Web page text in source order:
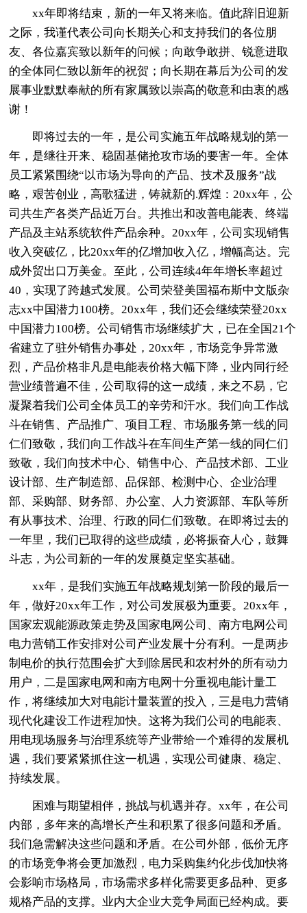
xx年即将结束，新的一年又将来临。值此辞旧迎新
之际，我谨代表公司向长期关心和支持我们的各位朋
友、各位嘉宾致以新年的问候；向敢争敢拼、锐意进取
的全体同仁致以新年的祝贺；向长期在幕后为公司的发
展事业默默奉献的所有家属致以崇高的敬意和由衷的感
谢！
即将过去的一年，是公司实施五年战略规划的第一
年，是继往开来、稳固基储抢攻市场的要害一年。全体
员工紧紧围绕“以市场为导向的产品、技术及服务”战
略，艰苦创业，高歌猛进，铸就新的.辉煌：20xx年，公
司共生产各类产品近万台。共推出和改善电能表、终端
产品及主站系统软件产品余种。20xx年，公司实现销售
收入突破亿，比20xx年的亿增加收入亿，增幅高达。完
成外贸出口万美金。至此，公司连续4年年增长率超过
40，实现了跨越式发展。公司荣登美国福布斯中文版杂
志xx中国潜力100榜。20xx年，我们还会继续荣登20xx
中国潜力100榜。公司销售市场继续扩大，已在全国21个
省建立了驻外销售办事处，20xx年，市场竞争异常激
烈，产品价格非凡是电能表价格大幅下降，业内同行经
营业绩普遍不佳，公司取得的这一成绩，来之不易，它
凝聚着我们公司全体员工的辛劳和汗水。我们向工作战
斗在销售、产品推广、项目工程、市场服务第一线的同
仁们致敬，我们向工作战斗在车间生产第一线的同仁们
致敬，我们向技术中心、销售中心、产品技术部、工业
设计部、生产制造部、品保部、检测中心、企业治理
部、采购部、财务部、办公室、人力资源部、车队等所
有从事技术、治理、行政的同仁们致敬。在即将过去的
一年里，我们已取得的这些成绩，必将振奋人心，鼓舞
斗志，为公司新的一年的发展奠定坚实基础。
xx年，是我们实施五年战略规划第一阶段的最后一
年，做好20xx年工作，对公司发展极为重要。20xx年，
国家宏观能源政策走势及国家电网公司、南方电网公司
电力营销工作安排对公司产业发展十分有利。一是两步
制电价的执行范围会扩大到除居民和农村外的所有动力
用户，二是国家电网和南方电网十分重视电能计量工
作，将继续加大对电能计量装置的投入，三是电力营销
现代化建设工作进程加快。这将为我们公司的电能表、
用电现场服务与治理系统等产业带给一个难得的发展机
遇，我们要紧紧抓住这一机遇，实现公司健康、稳定、
持续发展。
困难与期望相伴，挑战与机遇并存。xx年，在公司
内部，多年来的高增长产生和积累了很多问题和矛盾。
我们急需解决这些问题和矛盾。在公司外部，低价无序
的市场竞争将会更加激烈，电力采购集约化步伐加快将
会影响市场格局，市场需求多样化需要更多品种、更多
规格产品的支撑。业内大企业大竞争局面已经构成。要